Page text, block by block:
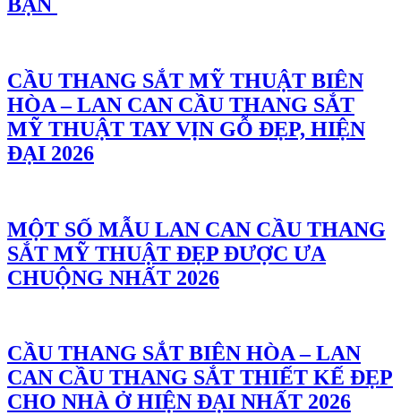
CẦU THANG SẮT MỸ THUẬT BIÊN
HÒA – LAN CAN CẦU THANG SẮT
MỸ THUẬT TAY VỊN GỖ ĐẸP, HIỆN
ĐẠI 2026
MỘT SỐ MẪU LAN CAN CẦU THANG
SẮT MỸ THUẬT ĐẸP ĐƯỢC ƯA
CHUỘNG NHẤT 2026
CẦU THANG SẮT BIÊN HÒA – LAN
CAN CẦU THANG SẮT THIẾT KẾ ĐẸP
CHO NHÀ Ở HIỆN ĐẠI NHẤT 2026